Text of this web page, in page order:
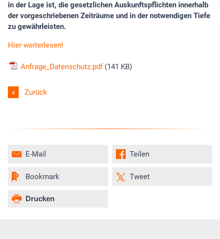
in der Lage ist, die gesetzlichen Auskunftspflichten innerhalb
der vorgeschriebenen Zeiträume und in der notwendigen Tiefe
zu gewährleisten.
Hier weiterlesen!
Anfrage_Datenschutz.pdf(141 KB)
Zurück
Teilen
Tweet
E-Mail
Bookmark
Drucken